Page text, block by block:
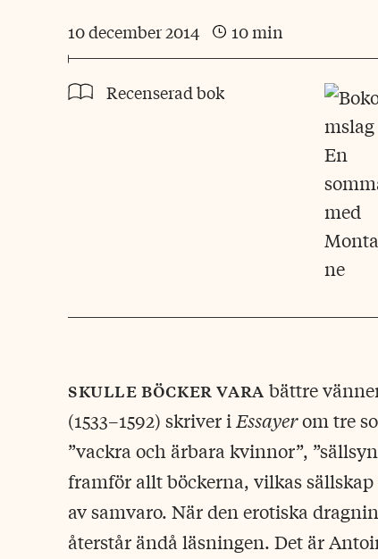
10 december 2014 10 min
Recenserad bok
skulle böcker vara bättre
(1533–1592) skriver i Essayerom tre
”vackra och ärbara kvinnor”,
framför allt böckerna, vilkas
av samvaro. När den erotiska
återstår ändå läsningen. Det är